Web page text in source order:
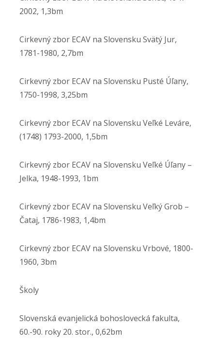
2002, 1,3bm
Cirkevný zbor ECAV na Slovensku Svätý Jur,
1781-1980, 2,7bm
Cirkevný zbor ECAV na Slovensku Pusté Úľany,
1750-1998, 3,25bm
Cirkevný zbor ECAV na Slovensku Veľké Leváre,
(1748) 1793-2000, 1,5bm
Cirkevný zbor ECAV na Slovensku Veľké Úľany –
Jelka, 1948-1993, 1bm
Cirkevný zbor ECAV na Slovensku Veľký Grob –
Čataj, 1786-1983, 1,4bm
Cirkevný zbor ECAV na Slovensku Vrbové, 1800-
1960, 3bm
Školy
Slovenská evanjelická bohoslovecká fakulta,
60.-90. roky 20. stor., 0,62bm